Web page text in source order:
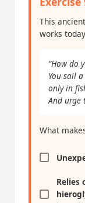
This
works
“How do
You sail
only in
And urge
What
Relies